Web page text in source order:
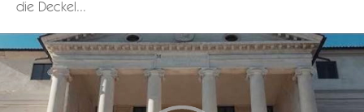
die Deckel...